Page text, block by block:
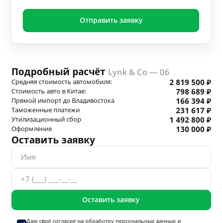
Отправить заявку
Подробный расчёт Lynk & Co — 06
Средняя стоимость автомобиля: 2 819 500 ₽
Стоимость авто в Китае: 798 689 ₽
Прямой импорт до Владивостока 166 394 ₽
Таможенные платежи 231 617 ₽
Утилизационный сбор 1 492 800 ₽
Оформление 130 000 ₽
Оставить заявку
Оставить заявку
Даю своё согласие на обработку персональных данныхи